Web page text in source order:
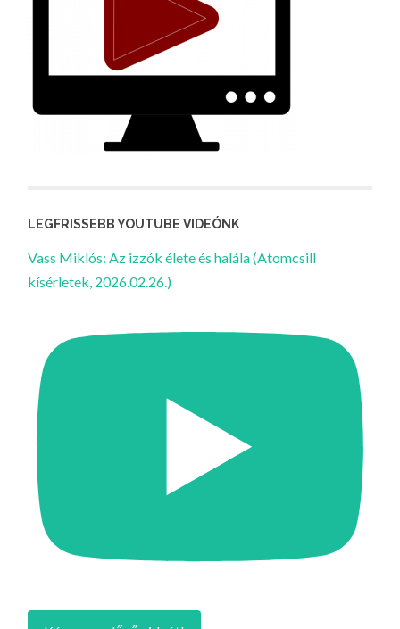
LEGFRISSEBB YOUTUBE VIDEÓNK
Vass Miklós: Az izzók élete és halála (Atomcsill
kísérletek, 2026.02.26.)